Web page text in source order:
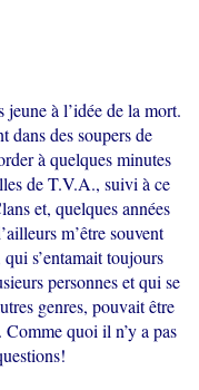
jeune à l’idée de la mort.
dans des soupers de
à quelques minutes
de T.V.A., suivi à ce
et, quelques années
m’être souvent
s’entamait toujours
personnes et qui se
genres, pouvait être
quoi il n’y a pas